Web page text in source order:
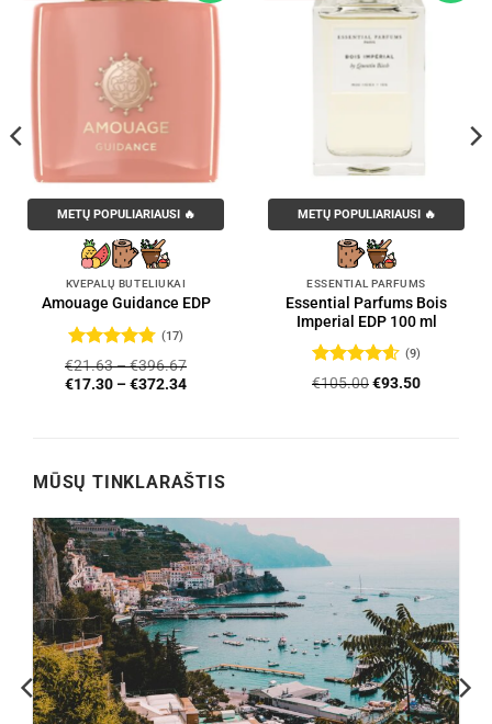
METŲ POPULIARIAUSI 🔥
KVEPALŲ BUTELIUKAI
Amouage Guidance EDP
Įvertinimas:
4.76iš 5
(17)
€21.63–€396.67
€17.30 –€372.34
METŲ POPULIARIAUSI 🔥
ESSENTIAL PARFUMS
Essential Parfums Bois
Imperial EDP 100 ml
Įvertinimas:
(9)
€105.00Original
€93.50Current
MŪSŲ TINKLARAŠTIS